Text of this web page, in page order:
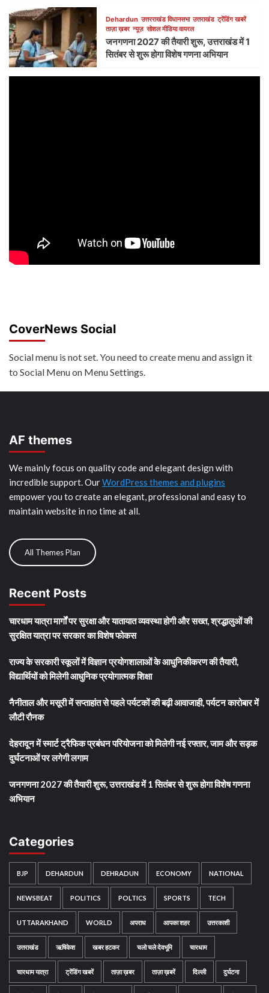
Dehardun उत्तरराखंड विधानसभा उत्तराखंड ट्रेंडिंग खबरें
ताज़ा ख़बर न्यूज़ सोशल मीडिया वायरल
जनगणना 2027 की तैयारी शुरू, उत्तराखंड में 1
सितंबर से शुरू होगा विशेष गणना अभियान
CoverNews Social
Social menu is not set. You need to create menu and assign it
to Social Menu on Menu Settings.
AF themes
We mainly focus on quality code and elegant design with
incredible support. OurWordPress themes and plugins
empower you to create an elegant, professional and easy to
maintain website in no time at all.
All Themes Plan
Recent Posts
चारधाम यात्रा मार्गों पर सुरक्षा और यातायात व्यवस्था होगी और सख्त, श्रद्धालुओं की
सुरक्षित यात्रा पर सरकार का विशेष फोकस
राज्य के सरकारी स्कूलों में विज्ञान प्रयोगशालाओं के आधुनिकीकरण की तैयारी,
विद्यार्थियों को मिलेगी आधुनिक प्रयोगात्मक शिक्षा
नैनीताल और मसूरी में सप्ताहांत से पहले पर्यटकों की बढ़ी आवाजाही, पर्यटन कारोबार में
लौटी रौनक
देहरादून में स्मार्ट ट्रैफिक प्रबंधन परियोजना को मिलेगी नई रफ्तार, जाम और सड़क
दुर्घटनाओं पर लगेगी लगाम
जनगणना 2027 की तैयारी शुरू, उत्तराखंड में 1 सितंबर से शुरू होगा विशेष गणना
अभियान
Categories
BJP DEHARDUN DEHRADUN ECONOMY NATIONAL
NEWSBEAT POLITICS POLTICS SPORTS TECH
UTTARAKHAND WORLD अपराध आपका शहर उत्तरकाशी
उत्तराखंड ऋषिकेश खबर हटकर चलो चले देवभूमि चारधाम
चारधाम यात्रा ट्रेंडिंग खबरें ताज़ा ख़बर ताज़ा ख़बरें दिल्ली दुर्घटना